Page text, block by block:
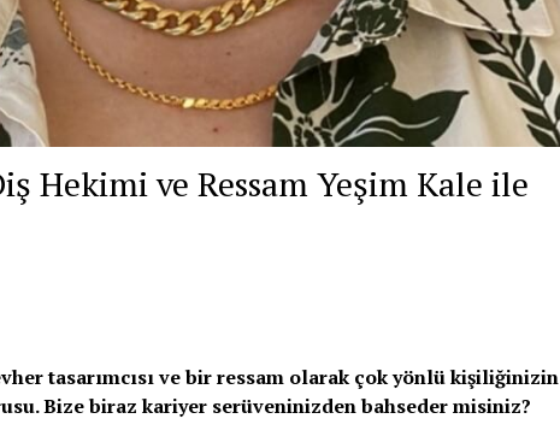
Hekimi ve Ressam Yeşim Kale ile
tasarımcısı ve bir ressam olarak çok yönlü kişiliğinizin
Bize biraz kariyer serüveninizden bahseder misiniz?